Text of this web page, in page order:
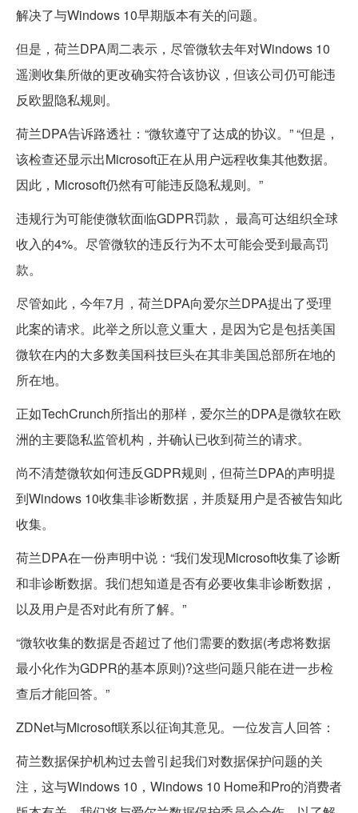
解决了与Windows 10早期版本有关的问题。
但是，荷兰DPA周二表示，尽管微软去年对Windows 10
遥测收集所做的更改确实符合该协议，但该公司仍可能违
反欧盟隐私规则。
荷兰DPA告诉路透社：“微软遵守了达成的协议。” “但是，
该检查还显示出Microsoft正在从用户远程收集其他数据。
因此，Microsoft仍然有可能违反隐私规则。”
违规行为可能使微软面临GDPR罚款， 最高可达组织全球
收入的4%。尽管微软的违反行为不太可能会受到最高罚
款。
尽管如此，今年7月，荷兰DPA向爱尔兰DPA提出了受理
此案的请求。此举之所以意义重大，是因为它是包括美国
微软在内的大多数美国科技巨头在其非美国总部所在地的
所在地。
正如TechCrunch所指出的那样，爱尔兰的DPA是微软在欧
洲的主要隐私监管机构，并确认已收到荷兰的请求。
尚不清楚微软如何违反GDPR规则，但荷兰DPA的声明提
到Windows 10收集非诊断数据，并质疑用户是否被告知此
收集。
荷兰DPA在一份声明中说：“我们发现Microsoft收集了诊断
和非诊断数据。我们想知道是否有必要收集非诊断数据，
以及用户是否对此有所了解。”
“微软收集的数据是否超过了他们需要的数据(考虑将数据
最小化作为GDPR的基本原则)?这些问题只能在进一步检
查后才能回答。”
ZDNet与Microsoft联系以征询其意见。一位发言人回答：
荷兰数据保护机构过去曾引起我们对数据保护问题的关
注，这与Windows 10，Windows 10 Home和Pro的消费者